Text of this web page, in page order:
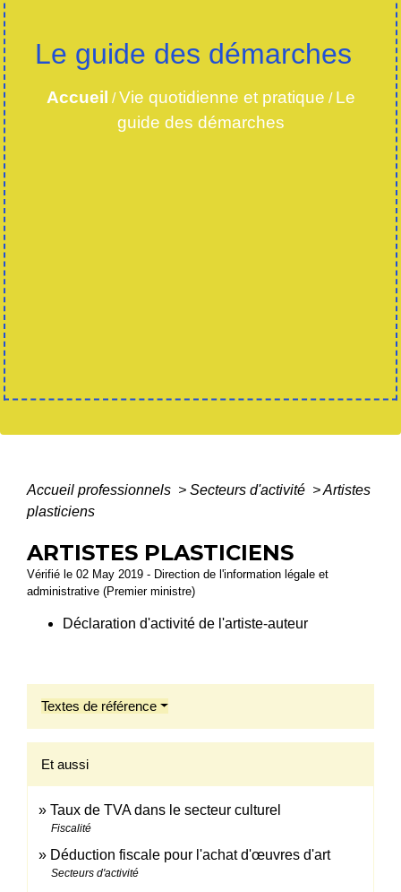
Le guide des démarches
Accueil /Vie quotidienne et pratique / Le
guide des démarches
Accueil professionnels > Secteurs d'activité >Artistes
plasticiens
ARTISTES PLASTICIENS
Vérifié le 02 May 2019 - Direction de l'information légale et
administrative (Premier ministre)
Déclaration d'activité de l'artiste-auteur
Textes de référence
Et aussi
Taux de TVA dans le secteur culturel
Fiscalité
Déduction fiscale pour l'achat d'œuvres d'art
Secteurs d'activité